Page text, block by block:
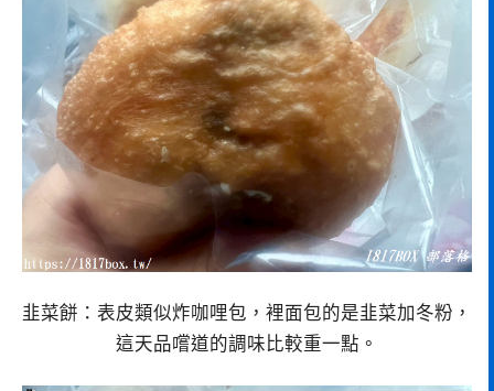
韭菜餅：表皮類似炸咖哩包，裡面包的是韭菜加冬粉，
這天品嚐道的調味比較重一點。